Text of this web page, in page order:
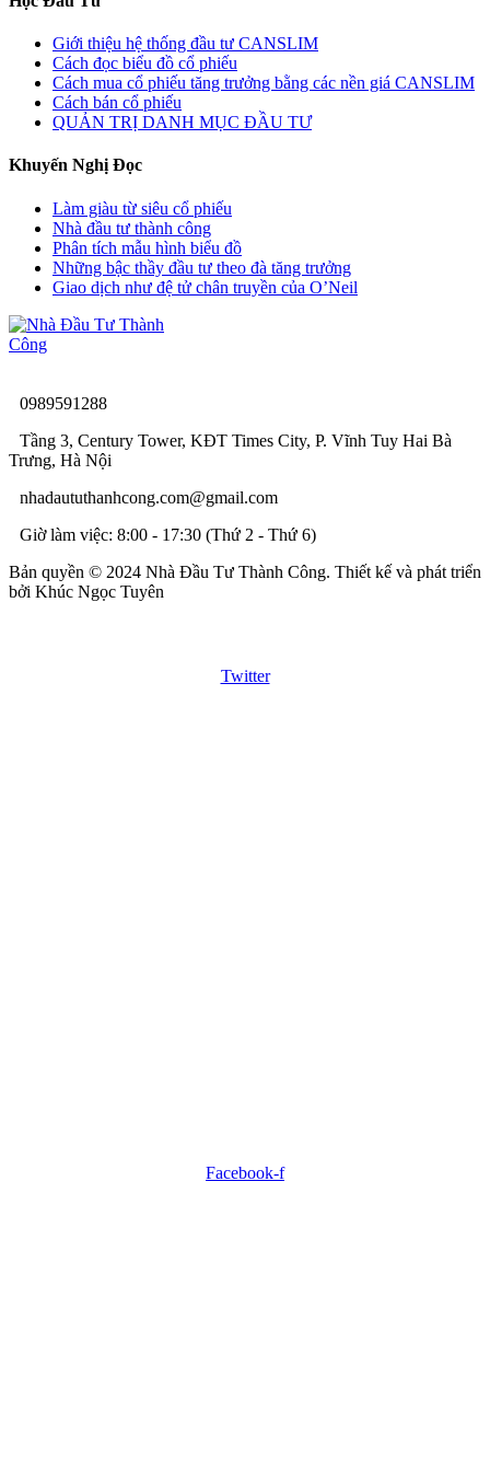
Giới thiệu hệ thống đầu tư CANSLIM
Cách đọc biểu đồ cổ phiếu
Cách mua cổ phiếu tăng trưởng bằng các nền giá CANSLIM
Cách bán cổ phiếu
QUẢN TRỊ DANH MỤC ĐẦU TƯ
Khuyến Nghị Đọc
Làm giàu từ siêu cổ phiếu
Nhà đầu tư thành công
Phân tích mẫu hình biểu đồ
Những bậc thầy đầu tư theo đà tăng trưởng
Giao dịch như đệ tử chân truyền của O’Neil
0989591288
Tầng 3, Century Tower, KĐT Times City, P. Vĩnh Tuy Hai Bà
Trưng, Hà Nội
nhadaututhanhcong.com@gmail.com
Giờ làm việc: 8:00 - 17:30 (Thứ 2 - Thứ 6)
Bản quyền © 2024 Nhà Đầu Tư Thành Công. Thiết kế và phát triển
bởi Khúc Ngọc Tuyên
Twitter
Facebook-f